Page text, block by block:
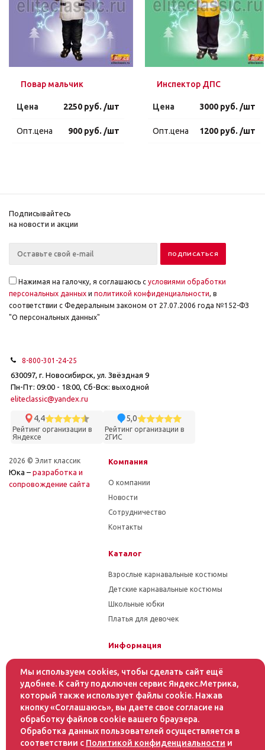
Повар мальчик
Цена 2250 руб. /шт
Опт.цена 900 руб. /шт
Инспектор ДПС
Цена 3000 руб. /шт
Опт.цена 1200 руб. /шт
Подписывайтесь
на новости и акции
Нажимая на галочку, я соглашаюсь с условиями обработки
персональных данных и политикой конфиденциальности, в
соответствии с Федеральным законом от 27.07.2006 года №152-ФЗ
"О персональных данных"
8-800-301-24-25
630097, г. Новосибирск, ул. Звёздная 9
Пн-Пт: 09:00 - 18:00, Сб-Вск: выходной
eliteclassic@yandex.ru
4,4
Рейтинг организации в
Яндексе
5,0
Рейтинг организации в
2ГИС
2026 © Элит классик
Юка – разработка и
cопровождение сайта
Компания
О компании
Новости
Сотрудничество
Контакты
Каталог
Взрослые карнавальные костюмы
Детские карнавальные костюмы
Школьные юбки
Платья для девочек
Информация
Гарантия на товар
Условия оплаты
Условия доставки
Помощь
Статьи
Мы используем cookies, чтобы сделать сайт ещё
удобнее. К сайту подключен сервис Яндекс.Метрика,
который также использует файлы cookie. Нажав
кнопку «Соглашаюсь», вы даете свое согласие на
обработку файлов cookie вашего браузера.
Обработка данных пользователей осуществляется в
соответствии с Политикой конфиденциальности и